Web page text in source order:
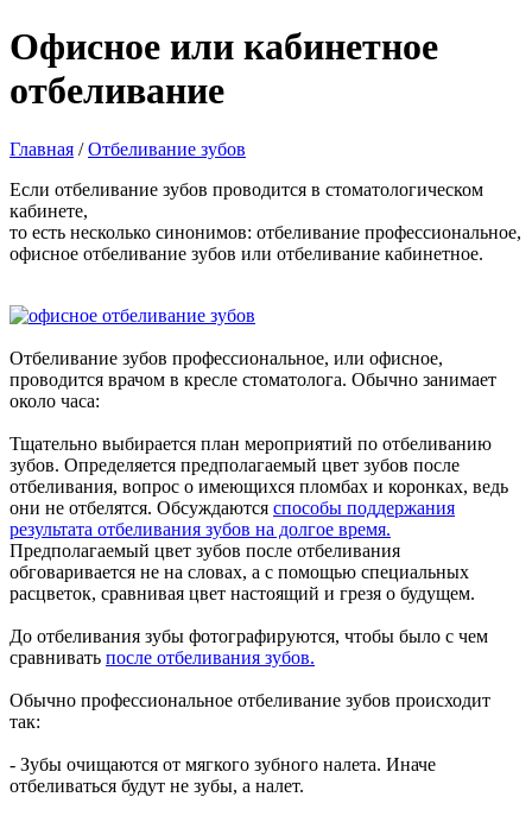
Офисное или кабинетное
отбеливание
Главная /Отбеливание зубов
Если отбеливание зубов проводится в стоматологическом
кабинете,
то есть несколько синонимов: отбеливание профессиональное,
офисное отбеливание зубов или отбеливание кабинетное.
Отбеливание зубов профессиональное, или офисное,
проводится врачом в кресле стоматолога. Обычно занимает
около часа:
Тщательно выбирается план мероприятий по отбеливанию
зубов. Определяется предполагаемый цвет зубов после
отбеливания, вопрос о имеющихся пломбах и коронках, ведь
они не отбелятся. Обсуждаются способы поддержания
результата отбеливания зубов на долгое время.
Предполагаемый цвет зубов после отбеливания
обговаривается не на словах, а с помощью специальных
расцветок, сравнивая цвет настоящий и грезя о будущем.
До отбеливания зубы фотографируются, чтобы было с чем
сравнивать после отбеливания зубов.
Обычно профессиональное отбеливание зубов происходит
так:
- Зубы очищаются от мягкого зубного налета. Иначе
отбеливаться будут не зубы, а налет.